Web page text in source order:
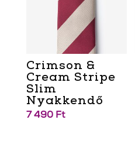
Crimson &
Cream Stripe
Slim
Nyakkendő
7 490 Ft